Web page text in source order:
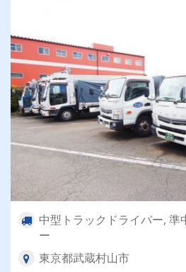
中型トラックドライバー,
ー
東京都武蔵村山市